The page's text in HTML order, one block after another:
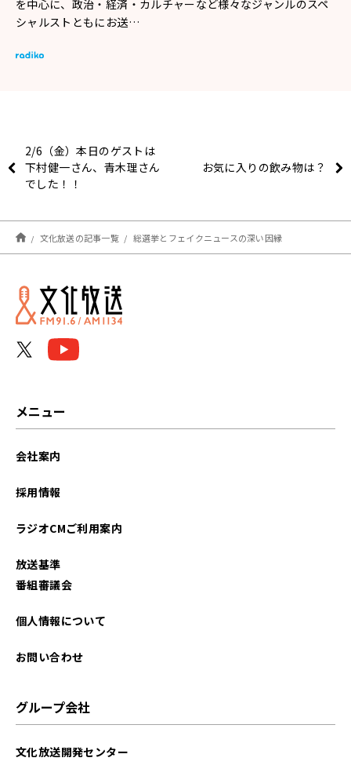
を中心に、政治・経済・カルチャーなど様々なジャンルのスペ
シャルストともにお送…
2/6（金）本日のゲストは
下村健一さん、青木理さん
でした！！
お気に入りの飲み物は？
文化放送の記事一覧 総選挙とフェイクニュースの深い因縁
メニュー
会社案内
採用情報
ラジオCMご利用案内
放送基準
番組審議会
個人情報について
お問い合わせ
グループ会社
文化放送開発センター